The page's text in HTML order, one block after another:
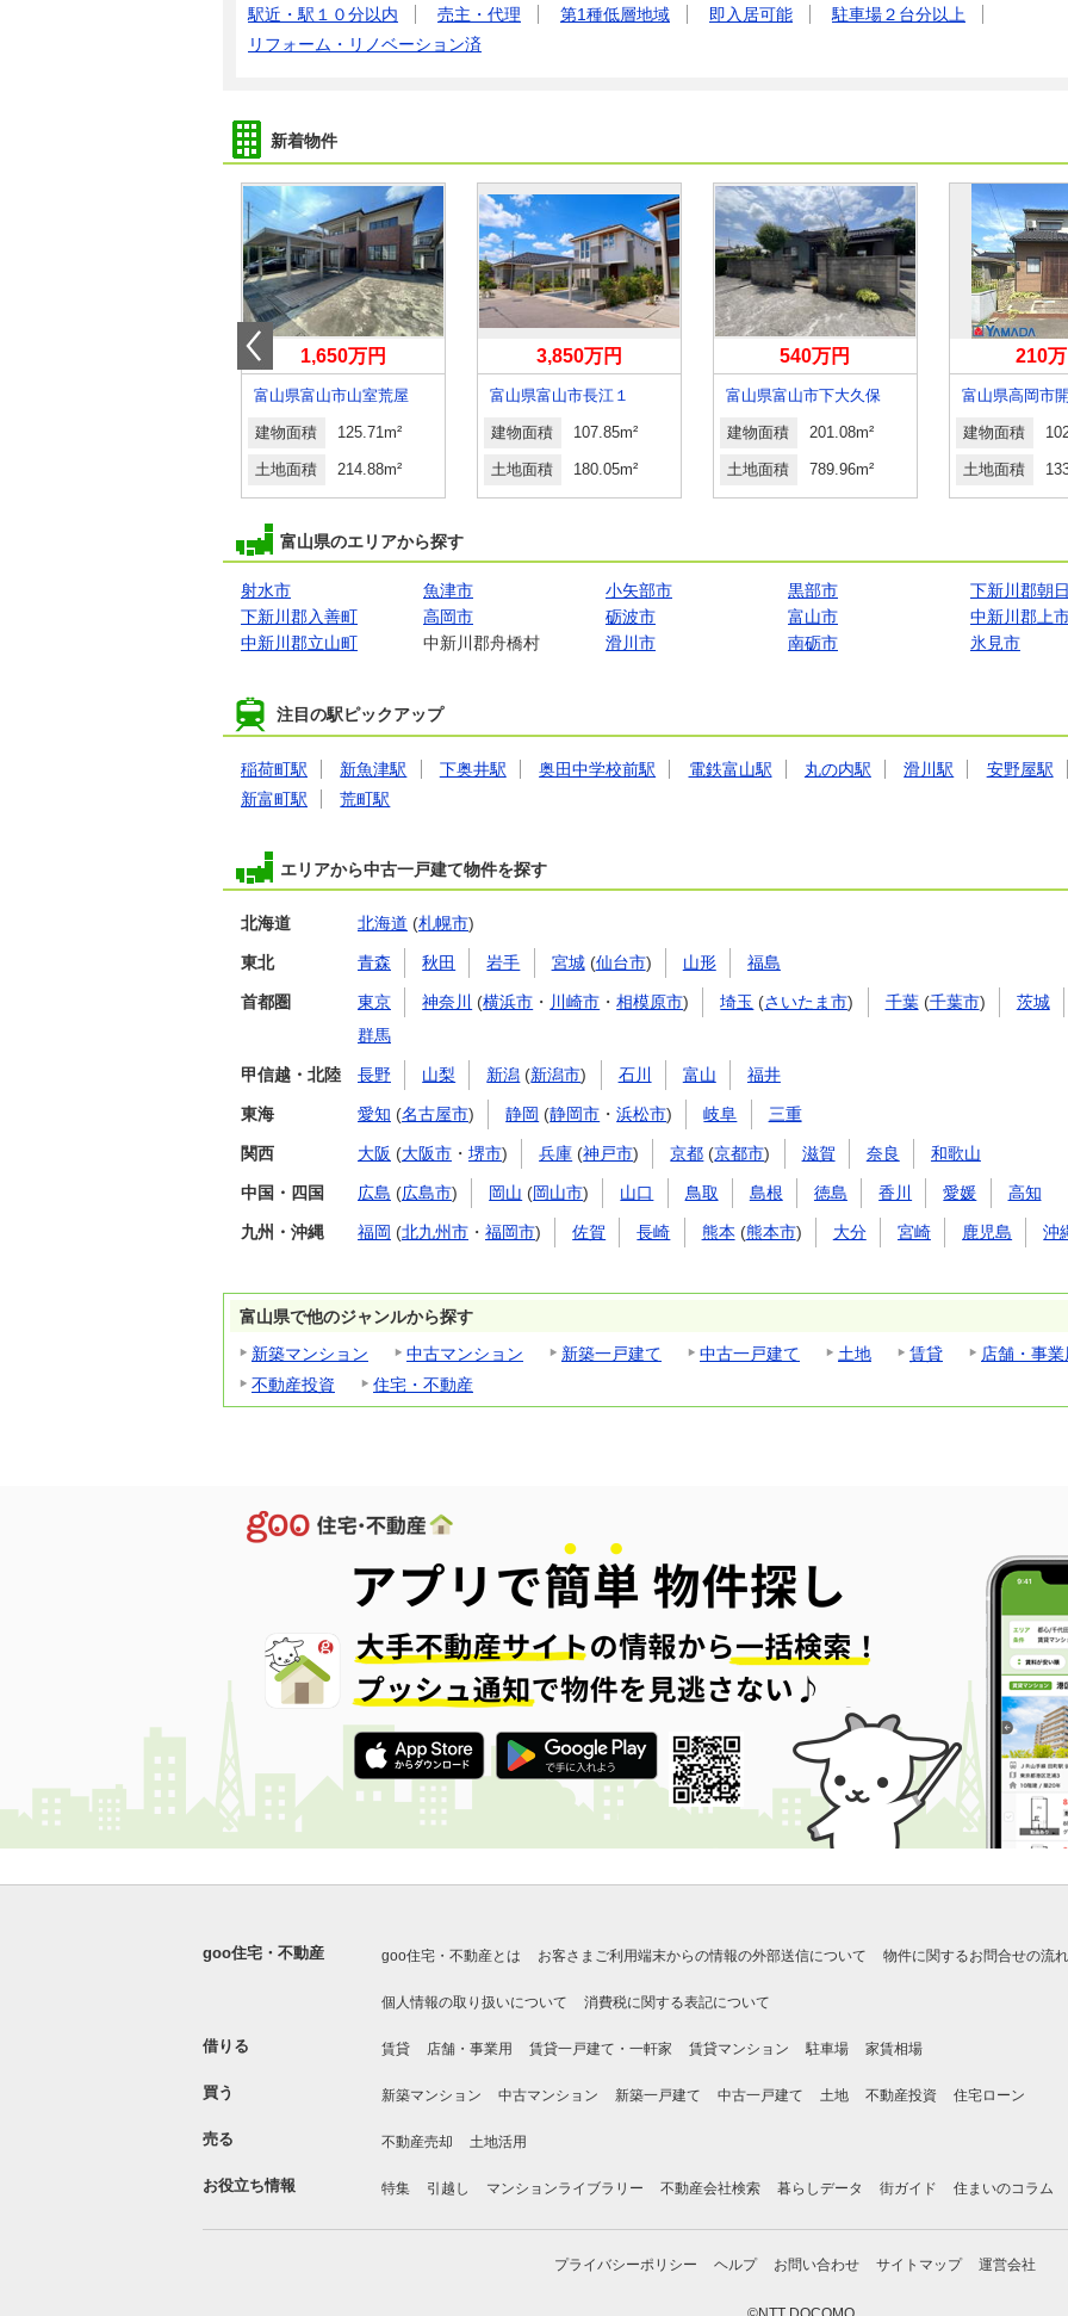
駅近・駅１０分以内
売主・代理 第1種低層地域 即入居可能
駐車場２台分以上
リフォーム・リノベーション済
新着物件
1,650万円
富山県富山市山室荒屋
建物面積 125.71m²
土地面積 214.88m²
3,850万円
富山県富山市長江１
建物面積 107.85m²
土地面積 180.05m²
540万円
富山県富山市下大久保
建物面積 201.08m²
土地面積 789.96m²
210
富山県高岡市
建物面積
土地面積
富山県のエリアから探す
射水市 魚津市 小矢部市 黒部市
下新川郡朝
下新川郡入善町
高岡市 砺波市 富山市
中新川郡上
中新川郡立山町
中新川郡舟橋村 滑川市 南砺市 氷見市
注目の駅ピックアップ
稲荷町駅 新魚津駅 下奥井駅 奥田中学校前駅 電鉄富山駅 丸の内駅 滑川駅
安野屋駅
新富町駅
荒町駅
エリアから中古一戸建て物件を探す
北海道 北海道 (札幌市)
東北 青森 秋田 岩手 宮城(仙台市) 山形 福島
首都圏 東京 神奈川 (横浜市 ・ 川崎市 ・相模原市) 埼玉 (さいたま市) 千葉(千葉市)
茨城
群馬
甲信越・北陸 長野 山梨 新潟 (新潟市) 石川 富山 福井
東海 愛知 (名古屋市) 静岡 (静岡市 ・浜松市) 岐阜 三重
関西 大阪 (大阪市 ・ 堺市) 兵庫 (神戸市) 京都 (京都市) 滋賀 奈良 和歌山
中国・四国 広島 (広島市) 岡山 (岡山市) 山口 鳥取 島根 徳島 香川 愛媛 高知
九州・沖縄 福岡 (北九州市 ・ 福岡市) 佐賀 長崎 熊本 (熊本市) 大分 宮崎 鹿児島 沖
富山県で他のジャンルから探す
新築マンション
中古マンション 新築一戸建て 中古一戸建て 土地 賃貸
店舗・事業
不動産投資
住宅・不動産
goo住宅・不動産 goo住宅・不動産とは お客さまご利用端末からの情報の外部送信について 物件に関するお問合せの流れ
個人情報の取り扱いについて 消費税に関する表記について
借りる 賃貸 店舗・事業用 賃貸一戸建て・一軒家 賃貸マンション 駐車場 家賃相場
買う 新築マンション 中古マンション 新築一戸建て 中古一戸建て 土地 不動産投資 住宅ローン
売る 不動産売却 土地活用
お役立ち情報 特集 引越し マンションライブラリー 不動産会社検索 暮らしデータ 街ガイド 住まいのコラム
プライバシーポリシー ヘルプ お問い合わせ サイトマップ 運営会社